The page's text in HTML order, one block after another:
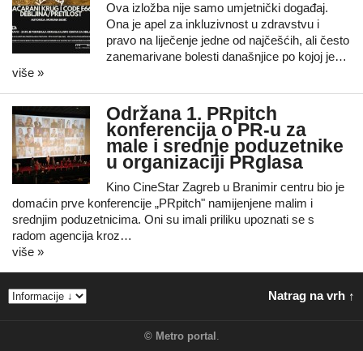
Ova izložba nije samo umjetnički događaj.
Ona je apel za inkluzivnost u zdravstvu i
pravo na liječenje jedne od najčešćih, ali često
zanemarivane bolesti današnjice po kojoj je…
više »
Održana 1. PRpitch
konferencija o PR-u za
male i srednje poduzetnike
u organizaciji PRglasa
Kino CineStar Zagreb u Branimir centru bio je
domaćin prve konferencije „PRpitch" namijenjene malim i
srednjim poduzetnicima. Oni su imali priliku upoznati se s
radom agencija kroz…
više »
Natrag na vrh ↑
© Metro portal .